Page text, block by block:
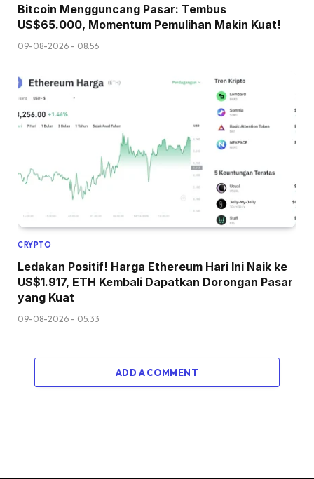
Bitcoin Mengguncang Pasar: Tembus
US$65.000, Momentum Pemulihan Makin Kuat!
09-08-2026 - 08.56
CRYPTO
Ledakan Positif! Harga Ethereum Hari Ini Naik ke
US$1.917, ETH Kembali Dapatkan Dorongan Pasar
yang Kuat
09-08-2026 - 05.33
ADD A COMMENT